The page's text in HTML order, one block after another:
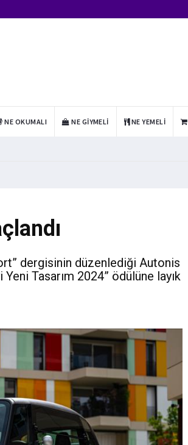
NE OKUMALI NE GIYMELI NE YEMELI
dergisinin düzenlediği Autonis
Tasarım 2024” ödülüne layık